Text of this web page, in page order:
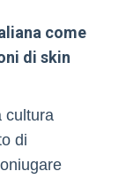
come
di skin
cultura
di